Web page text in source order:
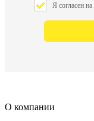
Я согласен
О компании